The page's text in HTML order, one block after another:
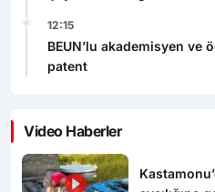
12:15
BEUN’lu akademisyen ve
patent
Video Haberler